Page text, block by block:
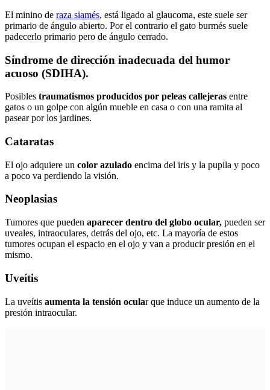
El minino de raza siamés, está ligado al glaucoma, este suele ser
primario de ángulo abierto. Por el contrario el gato burmés suele
padecerlo primario pero de ángulo cerrado.
Síndrome de dirección inadecuada del humor
acuoso (SDIHA).
Posibles traumatismos producidos por peleas callejeras entre
gatos o un golpe con algún mueble en casa o con una ramita al
pasear por los jardines.
Cataratas
El ojo adquiere un color azulado encima del iris y la pupila y poco
a poco va perdiendo la visión.
Neoplasias
Tumores que pueden aparecer dentro del globo ocular, pueden ser
uveales, intraoculares, detrás del ojo, etc. La mayoría de estos
tumores ocupan el espacio en el ojo y van a producir presión en el
mismo.
Uveítis
La uveítis aumenta la tensión ocular que induce un aumento de la
presión intraocular.